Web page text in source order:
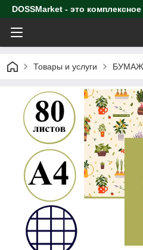
DOSSMarket - это
Товары и услуги